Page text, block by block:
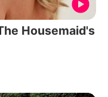
Housemaid's